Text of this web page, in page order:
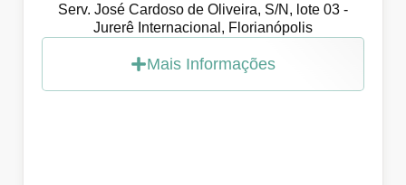
Serv. José Cardoso de Oliveira, S/N, lote 03 -
Jurerê Internacional, Florianópolis
Mais Informações